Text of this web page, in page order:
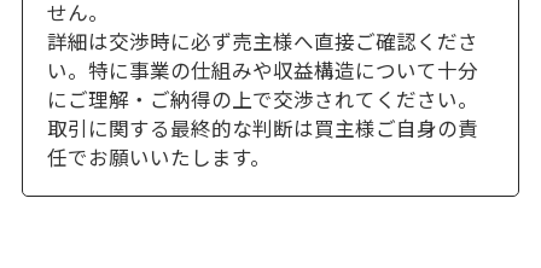
せん。
詳細は交渉時に必ず売主様へ直接ご確認くださ
い。特に事業の仕組みや収益構造について十分
にご理解・ご納得の上で交渉されてください。
取引に関する最終的な判断は買主様ご自身の責
任でお願いいたします。